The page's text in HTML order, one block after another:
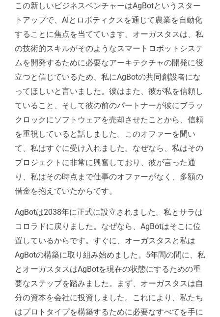
この新しいビジネスベンチャーはAgBotというスター
トアップで、AIとロボティクスを通じて農業を自動化
することに焦点を当てています。オーガスタスは、私
の技術的スキルがそのようなスマートロボットシステ
ムを開発するために必要なアーキテクチャの開発に役
立つと信じているため、私にAgBotの共同創設者にな
ってほしいと言いました。彼はまた、彼が私を信頼し
ていること、そして彼の前のパートナーが彼にブラッ
クロックにソフトウェアを売却させたことから、信頼
を重視していると話しました。このオファーを聞い
て、私はすぐに受け入れました。なぜなら、私はその
プロジェクトに非常に興奮しており、彼が言った通
り、私はその時点まで仕事のオファーがなく、多額の
借金を抱えていたからです。
AgBotは2038年に正式に設立されました。私とサラは
コロラドに戻りました。なぜなら、AgBotはそこに位
置しているからです。すぐに、オーガスタスと私は
AgBotの構築に取り組み始めました。5年間の間に、私
とオーガスタスはAgBotを現在の状態にするための重
要なステップを踏みました。まず、オーガスタスは自
分の資本を会社に投資しました。これにより、私たち
はプロトタイプを構築するために必要なすべてを手に